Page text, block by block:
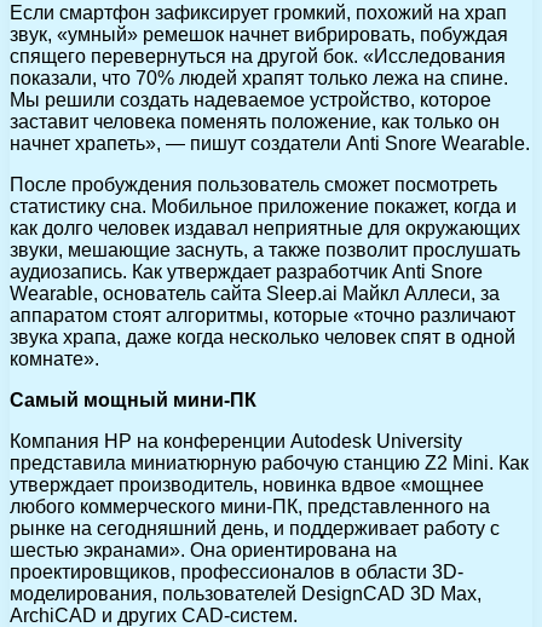
Если смартфон зафиксирует громкий, похожий на храп
звук, «умный» ремешок начнет вибрировать, побуждая
спящего перевернуться на другой бок. «Исследования
показали, что 70% людей храпят только лежа на спине.
Мы решили создать надеваемое устройство, которое
заставит человека поменять положение, как только он
начнет храпеть», — пишут создатели Anti Snore Wearable.
После пробуждения пользователь сможет посмотреть
статистику сна. Мобильное приложение покажет, когда и
как долго человек издавал неприятные для окружающих
звуки, мешающие заснуть, а также позволит прослушать
аудиозапись. Как утверждает разработчик Anti Snore
Wearable, основатель сайта Sleep.ai Майкл Аллеси, за
аппаратом стоят алгоритмы, которые «точно различают
звука храпа, даже когда несколько человек спят в одной
комнате».
Самый мощный мини-ПК
Компания HP на конференции Autodesk University
представила миниатюрную рабочую станцию Z2 Mini. Как
утверждает производитель, новинка вдвое «мощнее
любого коммерческого мини-ПК, представленного на
рынке на сегодняшний день, и поддерживает работу с
шестью экранами». Она ориентирована на
проектировщиков, профессионалов в области 3D-
моделирования, пользователей DesignCAD 3D Max,
ArchiCAD и других CAD-систем.